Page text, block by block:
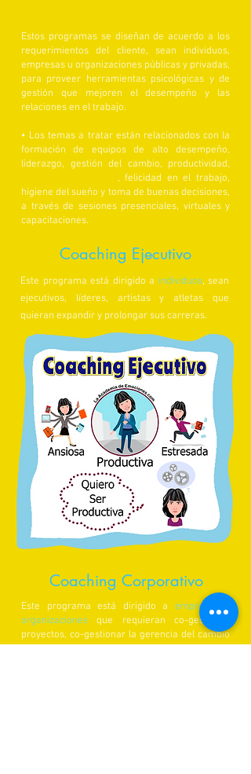
Estos programas se diseñan de acuerdo a los
requerimientos del cliente, sean individuos,
empresas u organizaciones públicas y privadas,
para proveer herramientas psicológicas y de
gestión que mejoren el desempeño y las
relaciones en el trabajo.​
• Los temas a tratar están relacionados con la
formación de equipos de alto desempeño,
liderazgo, gestión del cambio, productividad,
, felicidad en el trabajo,
higiene del sueño y toma de buenas decisiones,
a través de sesiones presenciales, virtuales y
capacitaciones.
Coaching Ejecutivo
Este programa está dirigido a individuos, sean
ejecutivos, líderes, artistas y atletas que
quieran expandir y prolongar sus carreras.
Coaching Corporativo
Este programa está dirigido a empresas y
organizaciones que requieran co-gestionar
proyectos, co-gestionar la gerencia del cambio